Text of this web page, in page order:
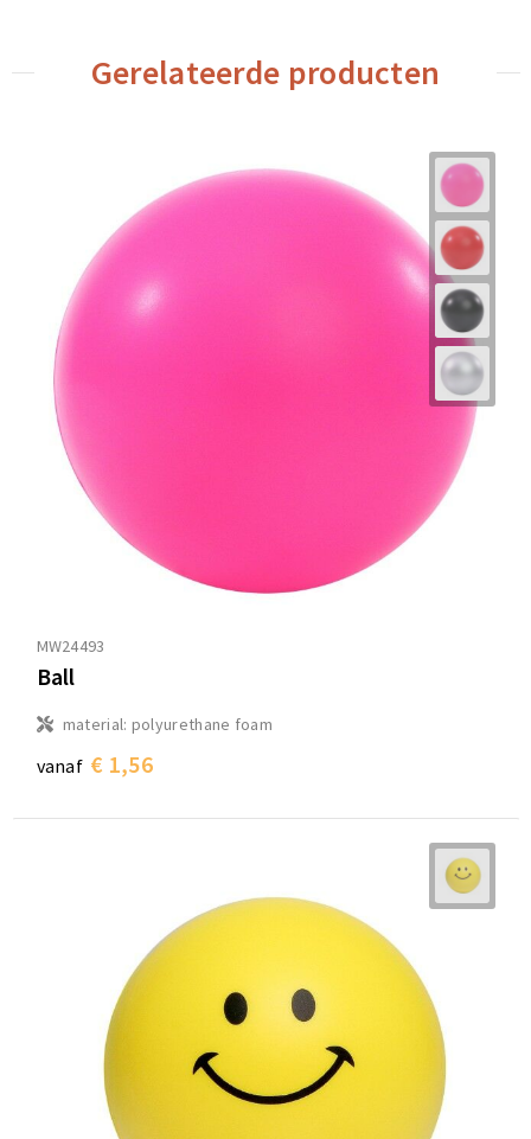
Gerelateerde producten
MW24493
Ball
material: polyurethane foam
vanaf € 1,56